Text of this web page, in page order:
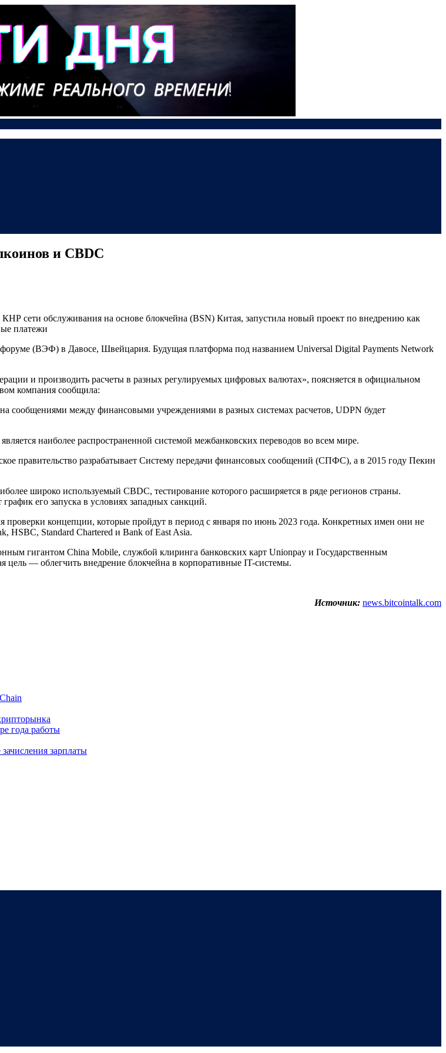
и CBDC
сети обслуживания на основе блокчейна (BSN) Китая, запустила новый проект по внедрению как
платежи
(ВЭФ) в Давосе, Швейцария. Будущая платформа под названием Universal Digital Payments Network
и производить расчеты в разных регулируемых цифровых валютах», поясняется в официальном
компания сообщила:
сообщениями между финансовыми учреждениями в разных системах расчетов, UDPN будет
наиболее распространенной системой межбанковских переводов во всем мире.
правительство разрабатывает Систему передачи финансовых сообщений (СПФС), а в 2015 году Пекин
широко используемый CBDC, тестирование которого расширяется в ряде регионов страны.
его запуска в условиях западных санкций.
проверки концепции, которые пройдут в период с января по июнь 2023 года. Конкретных имен они не
HSBC, Standard Chartered и Bank of East Asia.
гигантом China Mobile, службой клиринга банковских карт Unionpay и Государственным
— облегчить внедрение блокчейна в корпоративные IT-системы.
Источник: news.bitcointalk.com
года работы
зарплаты